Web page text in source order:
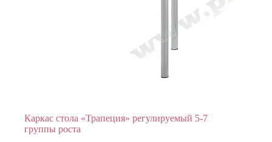
Каркас стола «Трапеция» регулируемый 5-7
группы роста